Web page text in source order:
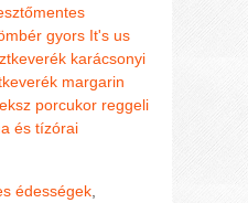
gyors It's us
karácsonyi
margarin
porcukor reggeli
és tízórai
édességek